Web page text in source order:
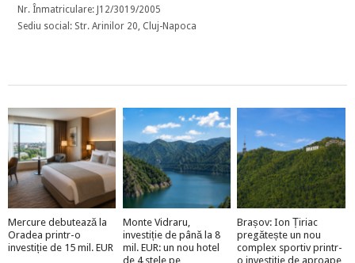
Nr. Înmatriculare: J12/3019/2005
Sediu social: Str. Arinilor 20, Cluj-Napoca
Mercure debutează la
Oradea printr-o
investiție de 15 mil. EUR
Monte Vidraru,
investiție de până la 8
mil. EUR: un nou hotel
de 4 stele pe
Brașov: Ion Țiriac
pregătește un nou
complex sportiv printr-
o investiție de aproape